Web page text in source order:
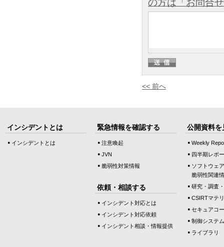
の方は「お問合
<< 前へ
インシデントとは
インシデントとは
緊急情報を確認する
注意喚起
JVN
脆弱性対策情報
依頼・相談する
インシデント対応とは
インシデント対応依頼
インシデント相談・情報提供
公開資料を
Weekly
四半期レポ
ソフトウェ
脆弱性関連
研究・調査
CSIRTマテ
セキュアコ
制御システ
ライブラリ